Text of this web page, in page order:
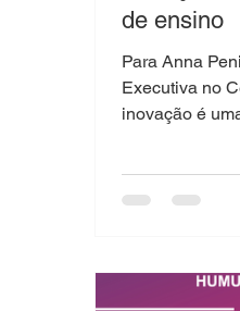
de ensino
Para Anna
Executiva no
inovação é